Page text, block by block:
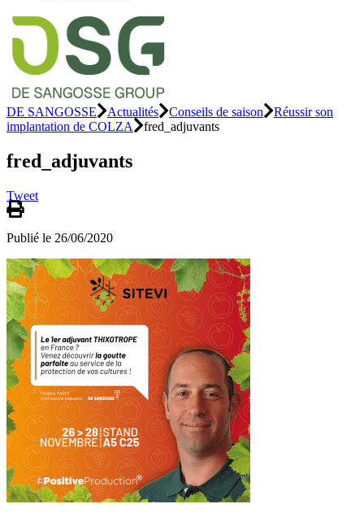
DE SANGOSSE Actualités Conseils de saison
Réussir son
implantation de COLZA
fred_adjuvants
fred_adjuvants
Tweet
Publié le 26/06/2020